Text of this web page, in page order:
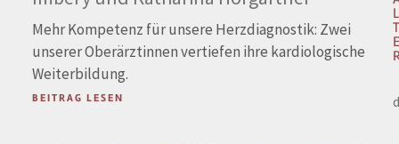
Mehr Kompetenz für unsere Herzdiagnostik: Zwei
unserer Oberärztinnen vertiefen ihre kardiologische
Weiterbildung.
BEITRAG LESEN
L